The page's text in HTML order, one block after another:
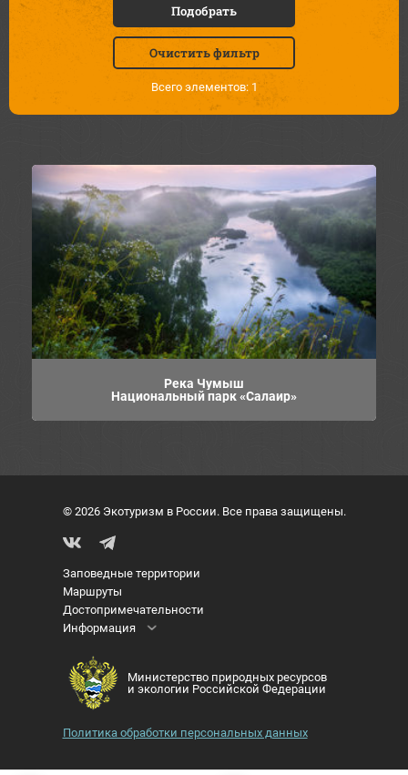
Подобрать
Очистить фильтр
Всего элементов: 1
Река Чумыш
Национальный парк «Салаир»
© 2026 Экотуризм в России. Все права защищены.
Заповедные территории
Маршруты
Достопримечательности
Информация
Министерство природных ресурсов
и экологии Российской Федерации
Политика обработки персональных данных